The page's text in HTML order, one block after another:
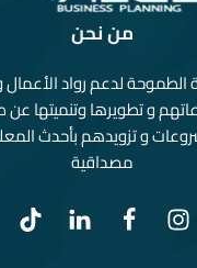
من نحن
لدعم رواد
و تطويرها وتنميتها
و تزويدهم بأحدث
مصداقية